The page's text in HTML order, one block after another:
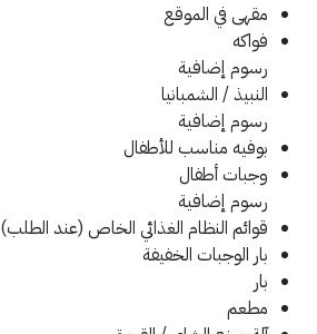
مقهى في الموقع
فواكه
رسوم إضافية
النبيذ / الشمبانيا
رسوم إضافية
بوفيه مناسب للأطفال
وجبات أطفال
رسوم إضافية
قوائم النظام الغذائي الخاص (عند الطلب)
بار الوجبات الخفيفة
بار
مطعم